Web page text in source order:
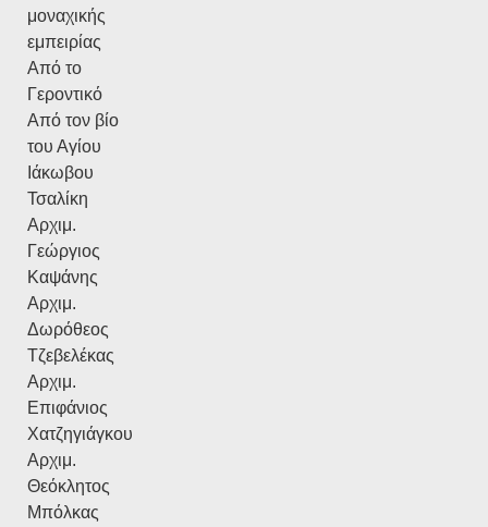
μοναχικής
εμπειρίας
Από το
Γεροντικό
Από τον βίο
του Αγίου
Ιάκωβου
Τσαλίκη
Αρχιμ.
Γεώργιος
Καψάνης
Αρχιμ.
Δωρόθεος
Τζεβελέκας
Αρχιμ.
Επιφάνιος
Χατζηγιάγκου
Αρχιμ.
Θεόκλητος
Μπόλκας